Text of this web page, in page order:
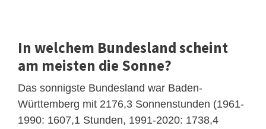
In welchem Bundesland scheint
am meisten die Sonne?
Das sonnigste Bundesland war Baden-
Württemberg mit 2176,3 Sonnenstunden (1961-
1990: 1607,1 Stunden, 1991-2020: 1738,4